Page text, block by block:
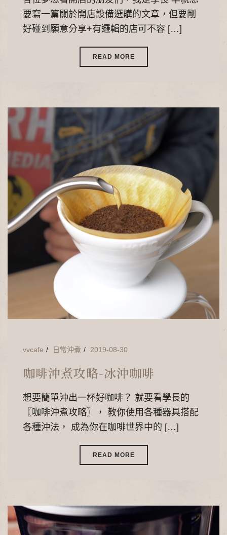
要寫一篇關於開店設備選購的文章，但要剛
好碰到願意分享+有邏輯的店可不容 […]
READ MORE
vvcafe 日常沖煮 2019-08-30
咖啡沖煮攻略-冰沖咖啡
想要簡單沖出一杯好咖啡？ 就要看學長的
〖咖啡沖煮攻略〗， 教你使用各種器具搭配
各種沖法， 成為你在咖啡世界中的 […]
READ MORE